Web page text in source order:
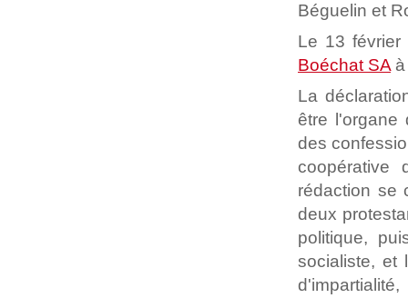
Béguelin et
Le 13
Boéchat SAà
La
être l'organe
des
coopérative
rédaction se
deux
politique,
socialiste, et